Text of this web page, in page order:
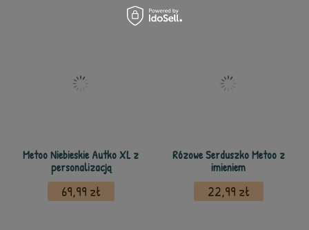
Metoo Niebieskie Autko XL z
personalizacją
69,99 zł
Rózowe Serduszko Metoo z
imieniem
22,99 zł